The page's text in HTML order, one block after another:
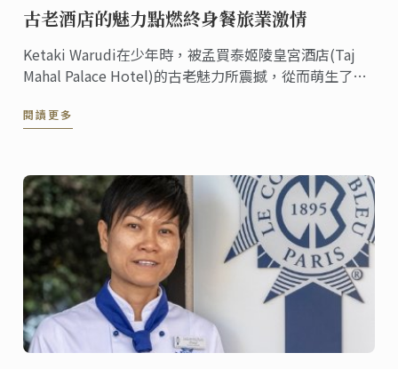
古老酒店的魅力點燃終身餐旅業激情
Ketaki Warudi在少年時，被孟買泰姬陵皇宮酒店(Taj
Mahal Palace Hotel)的古老魅力所震撼，從而萌生了在
閱讀更多